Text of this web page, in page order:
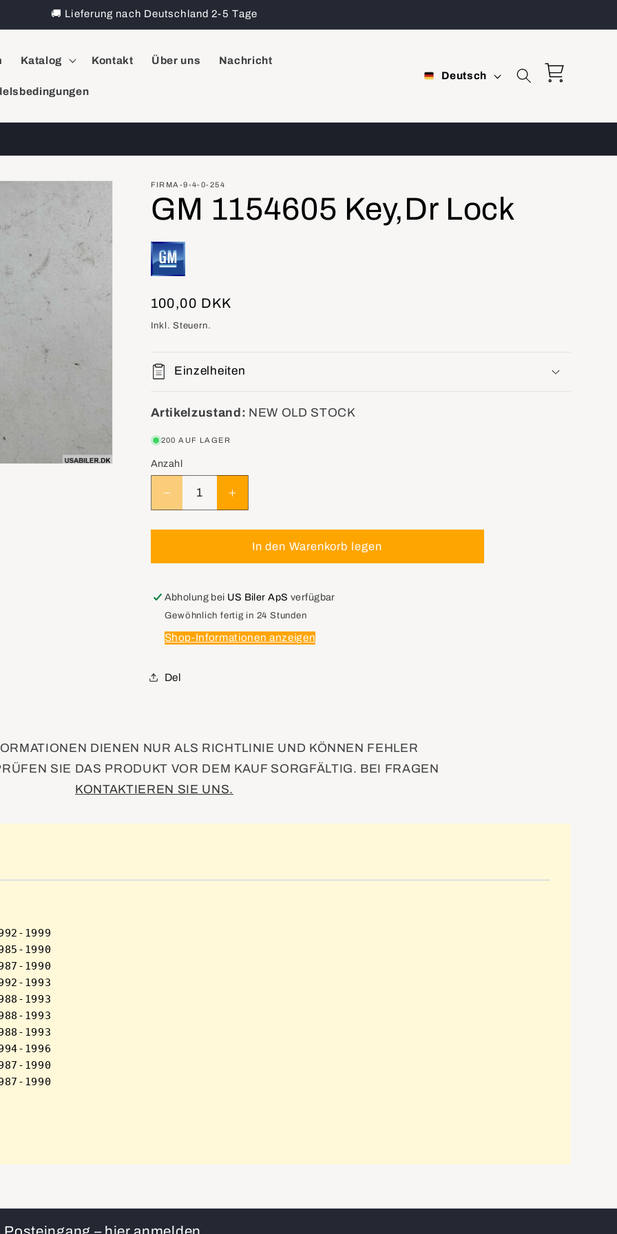
🚚 Lieferung nach Deutschland 2-5 Tage
Katalog Kontakt Über uns Nachricht
S
r
h
e
Deutsch Warenkorb
FIRMA-9-4-0-254
GM 1154605 Key,Dr Lock
Normaler
Preis
100,00 DKK
Inkl. Steuern.
Einzelheiten
Artikelzustand: NEW OLD STOCK
200 AUF LAGER
Anzahl
Verringere
die
Menge
GM
Key,Dr
Lock
Erhöhe
die
Menge
GM
Key,Dr
Lock
In den Warenkorb legen
Abholung bei US Biler ApS verfügbar
Gewöhnlich fertig in 24 Stunden
Shop-Informationen anzeigen
Del
DIENEN NUR ALS RICHTLINIE UND KÖNNEN FEHLER
SIE DAS PRODUKT VOR DEM KAUF SORGFÄLTIG. BEI FRAGEN
KONTAKTIEREN SIE UNS.
1999
1990
1990
1993
1993
1993
1993
1996
1990